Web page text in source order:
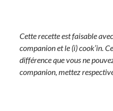
Cette recette est faisable
companion et le (i) cook’in.
différence que vous ne
companion, mettez